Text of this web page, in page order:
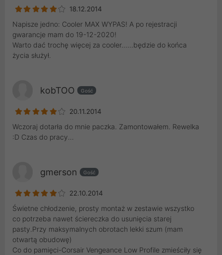
18.12.2014
Napisze jedno: Cooler MAX WYPAS! A po rejestracji
gwarancje mam do 19-12-2020!
Warto dać trochę więcej za cooler......będzie do końca
życia służył.
kobTOO Gość
20.11.2014
Wczoraj dotarła do mnie paczka. Zamontowałem. Rewelka
:D Czas do pracy...
gmerson Gość
22.10.2014
Świetne chłodzenie, prosty montaż w zestawie wszystko
co potrzeba nawet ściereczka do usunięcia starej
pasty.Przy maksymalnych obrotach lekki szum (mam
otwartą obudowę)
Co do pamięci-Corsair Vengeance Low Profile zmieściły się